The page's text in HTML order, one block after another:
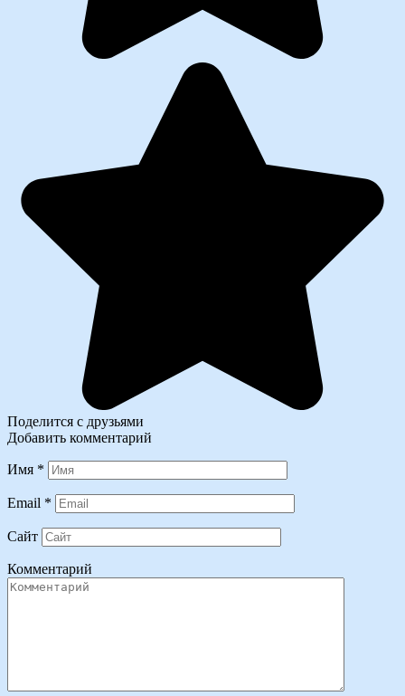
Поделится с друзьями
Добавить комментарий
Имя *
Email *
Сайт
Комментарий